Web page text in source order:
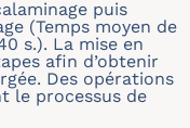
puis
(Temps moyen de
s.). La mise en
afin d’obtenir
Des opérations
le processus de